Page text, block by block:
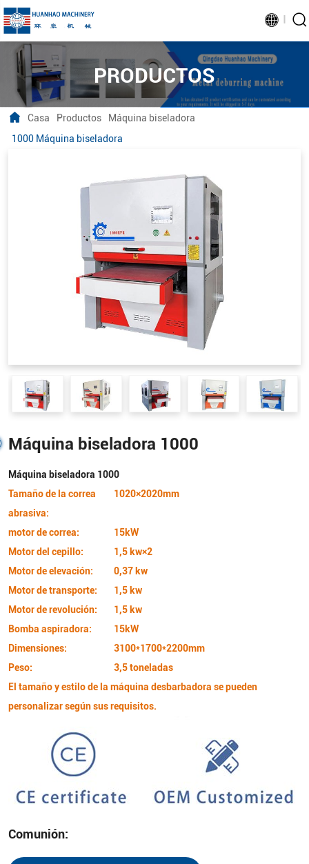
PRODUCTOS
Casa Productos Máquina biseladora
1000 Máquina biseladora
Máquina biseladora 1000
Máquina biseladora 1000
Tamaño de la correa
abrasiva:
1020×2020mm
motor de correa:
15kW
Motor del cepillo:
1,5 kw×2
Motor de elevación:
0,37 kw
Motor de transporte:
1,5 kw
Motor de revolución:
1,5 kw
Bomba aspiradora:
15kW
Dimensiones:
3100*1700*2200mm
Peso:
3,5 toneladas
El tamaño y estilo de la máquina desbarbadora se pueden
personalizar según sus requisitos.
Comunión: